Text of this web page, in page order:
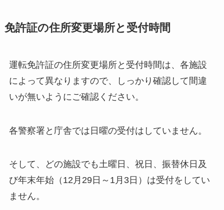
免許証の住所変更場所と受付時間
運転免許証の住所変更場所と受付時間は、各施設
によって異なりますので、しっかり確認して間違
いが無いようにご確認ください。
各警察署と庁舎では日曜の受付はしていません。
そして、どの施設でも土曜日、祝日、振替休日及
び年末年始（12月29日～1月3日）は受付をしてい
ません。